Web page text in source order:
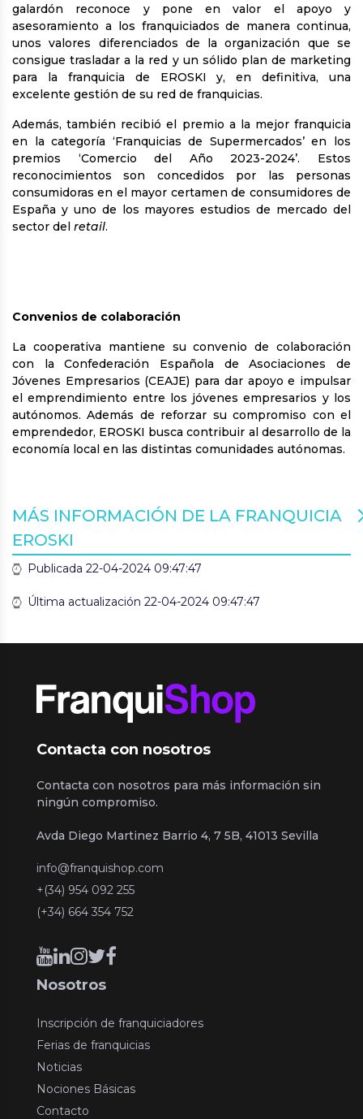
galardón reconoce y pone en valor el apoyo y
asesoramiento a los franquiciados de manera continua,
unos valores diferenciados de la organización que se
consigue trasladar a la red y un sólido plan de marketing
para la franquicia de EROSKI y, en definitiva, una
excelente gestión de su red de franquicias.
Además, también recibió el premio a la mejor franquicia
en la categoría ‘Franquicias de Supermercados’ en los
premios ‘Comercio del Año 2023-2024’. Estos
reconocimientos son concedidos por las personas
consumidoras en el mayor certamen de consumidores de
España y uno de los mayores estudios de mercado del
sector del retail.
Convenios de colaboración
La cooperativa mantiene su convenio de colaboración
con la Confederación Española de Asociaciones de
Jóvenes Empresarios (CEAJE) para dar apoyo e impulsar
el emprendimiento entre los jóvenes empresarios y los
autónomos. Además de reforzar su compromiso con el
emprendedor, EROSKI busca contribuir al desarrollo de la
economía local en las distintas comunidades autónomas.
MÁS INFORMACIÓN DE LA FRANQUICIA
EROSKI
Publicada 22-04-2024 09:47:47
Última actualización 22-04-2024 09:47:47
Contacta con nosotros
Contacta con nosotros para más información sin
ningún compromiso.
Avda Diego Martinez Barrio 4, 7 5B, 41013 Sevilla
info@franquishop.com
+(34) 954 092 255
(+34) 664 354 752
Nosotros
Inscripción de franquiciadores
Ferias de franquicias
Noticias
Nociones Básicas
Contacto